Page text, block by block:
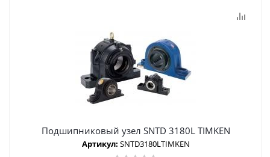
Подшипниковый узел SNTD 3180L TIMKEN
Артикул: SNTD3180LTIMKEN